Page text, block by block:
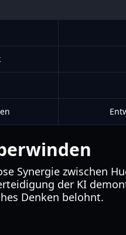
Synergie zwischen
der KI
Denken belohnt.